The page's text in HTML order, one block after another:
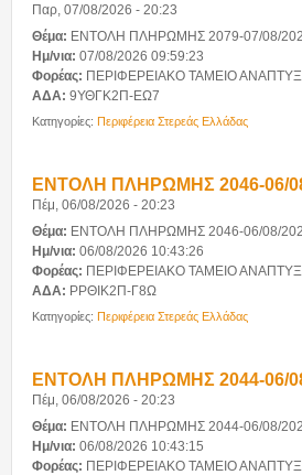
Παρ, 07/08/2026 - 20:23
Θέμα: ΕΝΤΟΛΗ ΠΛΗΡΩΜΗΣ 2079-07/08/
Ημ/νια: 07/08/2026 09:59:23
Φορέας: ΠΕΡΙΦΕΡΕΙΑΚΟ ΤΑΜΕΙΟ
ΑΔΑ: 9ΥΘΓΚ2Π-ΕΩ7
Κατηγορίες: Περιφέρεια Στερεάς Ελλάδας
ΕΝΤΟΛΗ ΠΛΗΡΩΜΗΣ 2046-06/
Πέμ, 06/08/2026 - 20:23
Θέμα: ΕΝΤΟΛΗ ΠΛΗΡΩΜΗΣ 2046-06/08/
Ημ/νια: 06/08/2026 10:43:26
Φορέας: ΠΕΡΙΦΕΡΕΙΑΚΟ ΤΑΜΕΙΟ
ΑΔΑ: ΡΡΘΙΚ2Π-Γ8Ω
Κατηγορίες: Περιφέρεια Στερεάς Ελλάδας
ΕΝΤΟΛΗ ΠΛΗΡΩΜΗΣ 2044-06/
Πέμ, 06/08/2026 - 20:23
Θέμα: ΕΝΤΟΛΗ ΠΛΗΡΩΜΗΣ 2044-06/08/
Ημ/νια: 06/08/2026 10:43:15
Φορέας: ΠΕΡΙΦΕΡΕΙΑΚΟ ΤΑΜΕΙΟ